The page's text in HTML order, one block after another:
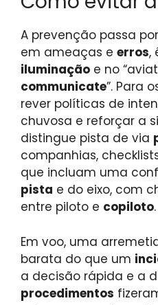
A prevenção passa
em ameaças e erros,
iluminação e no
communicate”. Para
rever políticas de
chuvosa e reforçar a
distingue pista de via
companhias,
que incluam uma
pista e do eixo, com
entre piloto e copiloto.
Em voo, uma
barata do que um
a decisão rápida e a
procedimentos